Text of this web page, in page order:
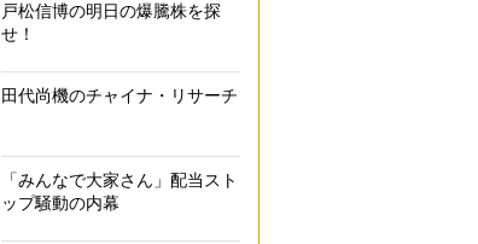
戸松信博の明日の爆騰株を探
せ！
田代尚機のチャイナ・リサーチ
「みんなで大家さん」配当スト
ップ騒動の内幕